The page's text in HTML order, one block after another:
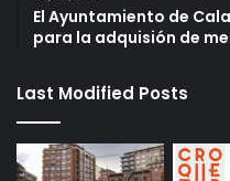
El Ayuntamiento de
para la adquisión de
Last Modified Posts